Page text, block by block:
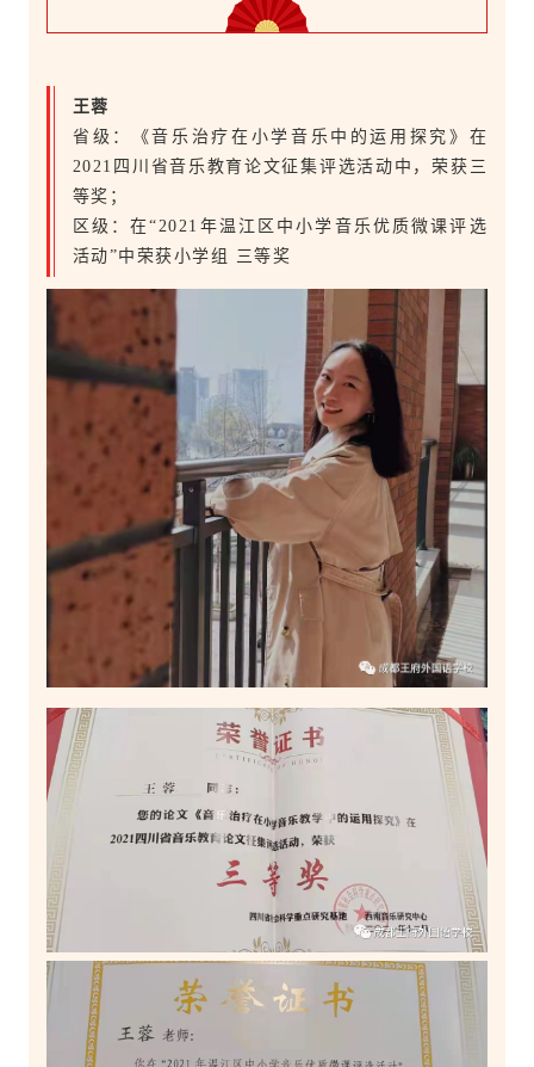
王蓉
省级：《音乐治疗在小学音乐中的运用探究》在
2021四川省音乐教育论文征集评选活动中，荣获三
等奖；
区级：在“2021年温江区中小学音乐优质微课评选
活动”中荣获小学组 三等奖